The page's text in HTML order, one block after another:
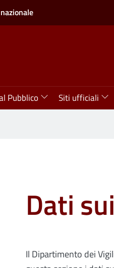
Pubblico Siti ufficiali
Dati
Il Dipartimento dei